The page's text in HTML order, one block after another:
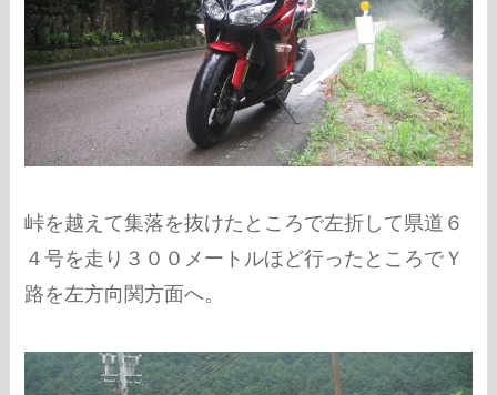
峠を越えて集落を抜けたところで左折して県道６
４号を走り３００メートルほど行ったところでＹ
路を左方向関方面へ。